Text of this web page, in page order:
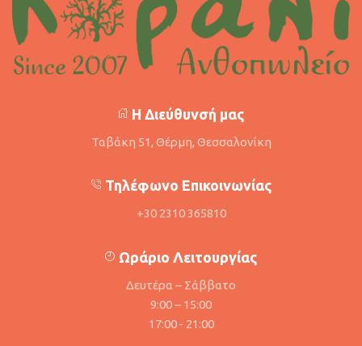
Η Διεύθυνσή μας
Ταβάκη 51, Θέρμη, Θεσσαλονίκη
Τηλέφωνο Επικοινωνίας
+30 2310 365810
Ωράριο Λειτουργίας
Δευτέρα – Σάββατο
9:00 – 15:00
17:00 - 21:00